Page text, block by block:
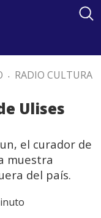
. RADIO CULTURA
Ulises
el curador de
muestra
del país.